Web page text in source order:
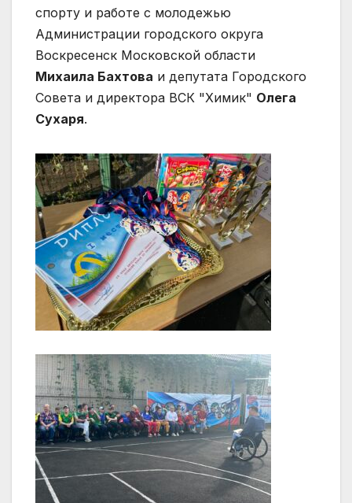
спорту и работе с молодежью
Администрации городского округа
Воскресенск Московской области
Михаила Бахтова и депутата Городского
Совета и директора ВСК "Химик" Олега
Сухаря.